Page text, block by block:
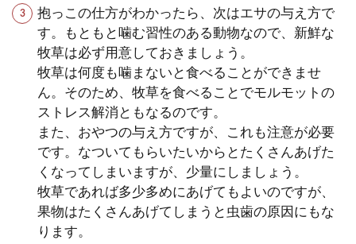
抱っこの仕方がわかったら、次はエサの与え方で
す。もともと噛む習性のある動物なので、新鮮な
牧草は必ず用意しておきましょう。
牧草は何度も噛まないと食べることができませ
ん。そのため、牧草を食べることでモルモットの
ストレス解消ともなるのです。
また、おやつの与え方ですが、これも注意が必要
です。なついてもらいたいからとたくさんあげた
くなってしまいますが、少量にしましょう。
牧草であれば多少多めにあげてもよいのですが、
果物はたくさんあげてしまうと虫歯の原因にもな
ります。